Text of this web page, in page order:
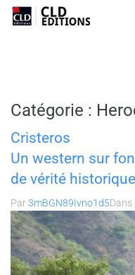
La Maison
Catégorie :
Cristeros
Un western sur
de vérité historique
Par3mBGN89Ivno1d5Dans